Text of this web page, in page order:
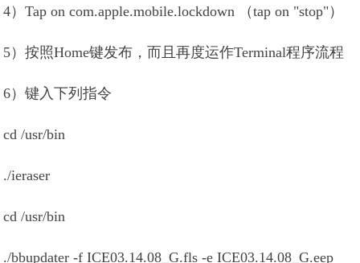
4）Tap on com.apple.mobile.lockdown （tap on "stop"）
5）按照Home键发布，而且再度运作Terminal程序流程
6）键入下列指令
cd /usr/bin
./ieraser
cd /usr/bin
./bbupdater -f ICE03.14.08_G.fls -e ICE03.14.08_G.eep